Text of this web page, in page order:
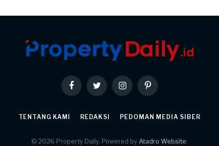
FacebookTwitter InstagramPinterest
TENTANG KAMI REDAKSI PEDOMAN MEDIA SIBER
© 2026 Property Daily. Powered by Atadro Website